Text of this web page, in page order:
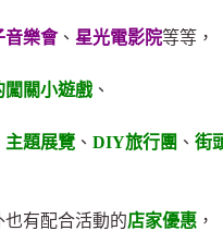
音樂會、 星光電影院等等，
闖關小遊戲 、
主題展覽 、 DIY旅行團 、 街
有配合活動的店家優惠 ，